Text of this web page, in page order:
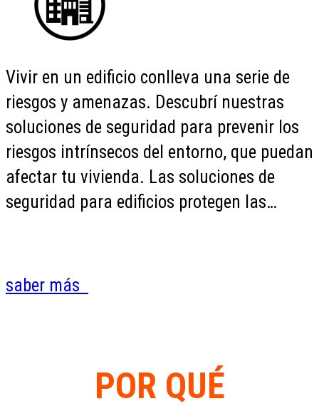
Vivir en un edificio conlleva una serie de
riesgos y amenazas. Descubrí nuestras
soluciones de seguridad para prevenir los
riesgos intrínsecos del entorno, que puedan
afectar tu vivienda. Las soluciones de
seguridad para edificios protegen las…
saber más
POR QUÉ